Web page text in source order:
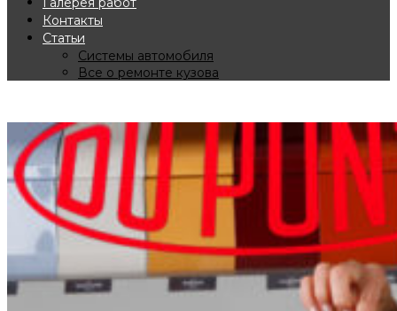
Контакты
Статьи
Системы автомобиля
Все о ремонте кузова